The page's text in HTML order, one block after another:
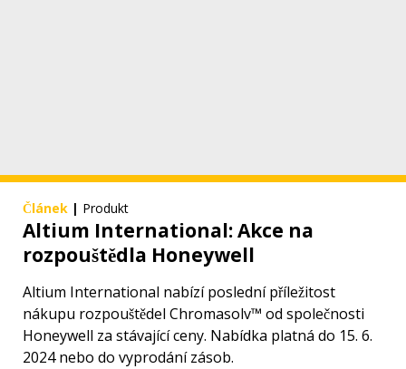
Článek | Produkt
Altium International: Akce na
rozpouštědla Honeywell
Altium International nabízí poslední příležitost
nákupu rozpouštědel Chromasolv™ od společnosti
Honeywell za stávající ceny. Nabídka platná do 15. 6.
2024 nebo do vyprodání zásob.